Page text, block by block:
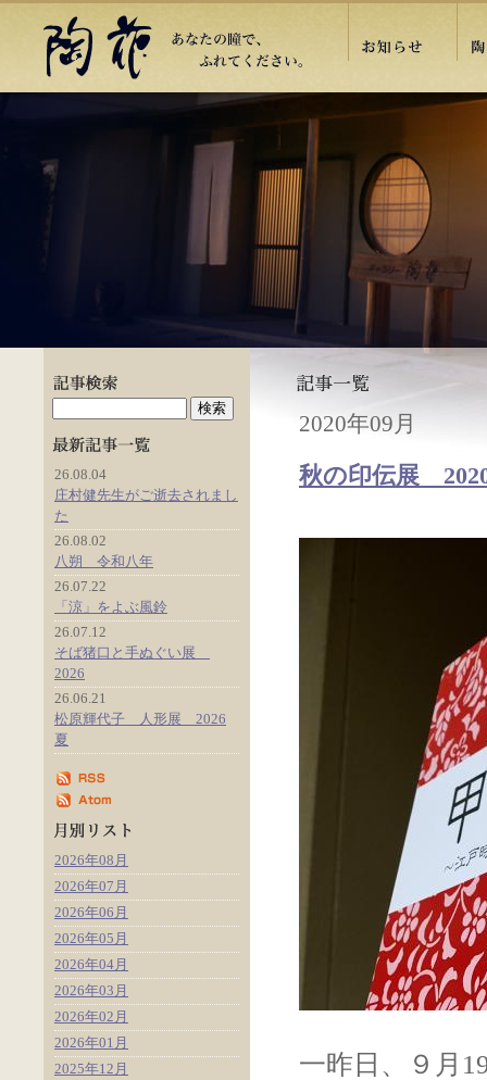
2020年09月
秋の印伝展
一昨日、９月
26.08.04
庄村健先生がご逝去されまし
た
26.08.02
八朔 令和八年
26.07.22
「涼」をよぶ風鈴
26.07.12
そば猪口と手ぬぐい展
2026
26.06.21
松原輝代子 人形展 2026
夏
2026年08月
2026年07月
2026年06月
2026年05月
2026年04月
2026年03月
2026年02月
2026年01月
2025年12月